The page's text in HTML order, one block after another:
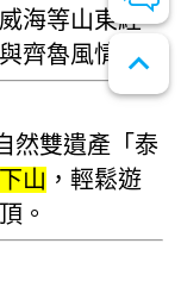
expand_less
海等山東經
齊魯風情。
然雙遺產「泰
山 ，輕鬆遊
。